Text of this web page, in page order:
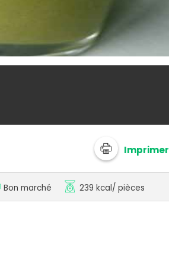
Imprimer
Bon marché 239 kcal/ pièces